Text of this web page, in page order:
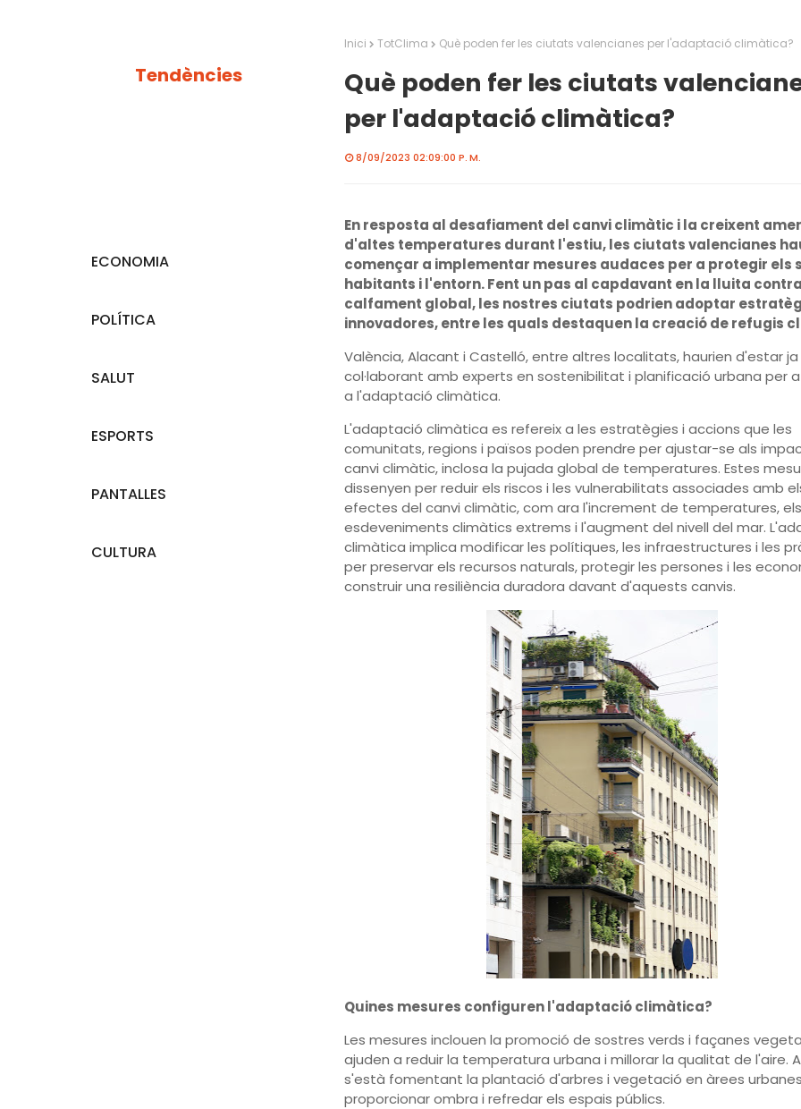
Tendències
ECONOMIA
POLÍTICA
SALUT
ESPORTS
PANTALLES
CULTURA
Inici TotClima Què poden fer les ciutats valencianes per l'adaptació climàtica?
Què poden fer les ciutats
per l'adaptació climàtica?
8/09/2023 02:09:00 P. M.
En resposta al desafiament del canvi climàtic i la creixent
d'altes temperatures durant l'estiu, les ciutats valencianes
començar a implementar mesures audaces per a protegir els
habitants i l'entorn. Fent un pas al capdavant en la lluita
calfament global, les nostres ciutats podrien adoptar
innovadores, entre les quals destaquen la creació de refugis
València, Alacant i Castelló, entre altres localitats, haurien d'estar ja
col·laborant amb experts en sostenibilitat i planificació urbana per
a l'adaptació climàtica.
L'adaptació climàtica es refereix a les estratègies i accions que les
comunitats, regions i països poden prendre per ajustar-se als
canvi climàtic, inclosa la pujada global de temperatures. Estes
dissenyen per reduir els riscos i les vulnerabilitats associades amb
efectes del canvi climàtic, com ara l'increment de temperatures, els
esdeveniments climàtics extrems i l'augment del nivell del mar.
climàtica implica modificar les polítiques, les infraestructures i les
per preservar els recursos naturals, protegir les persones i les
construir una resiliència duradora davant d'aquests canvis.
Quines mesures configuren l'adaptació climàtica?
Les mesures inclouen la promoció de sostres verds i façanes
ajuden a reduir la temperatura urbana i millorar la qualitat de l'aire.
s'està fomentant la plantació d'arbres i vegetació en àrees
proporcionar ombra i refredar els espais públics.